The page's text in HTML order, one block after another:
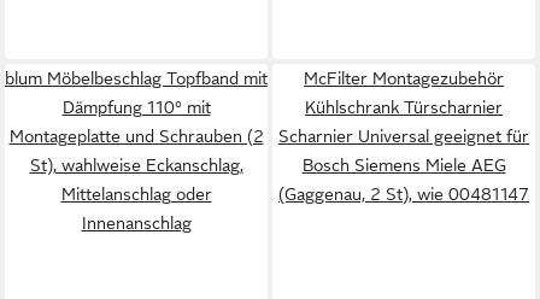
blum Möbelbeschlag Topfband mit
Dämpfung 110° mit
Montageplatte und Schrauben (2
St), wahlweise Eckanschlag,
Mittelanschlag oder
Innenanschlag
McFilter Montagezubehör
Kühlschrank Türscharnier
Scharnier Universal geeignet für
Bosch Siemens Miele AEG
(Gaggenau, 2 St), wie 00481147